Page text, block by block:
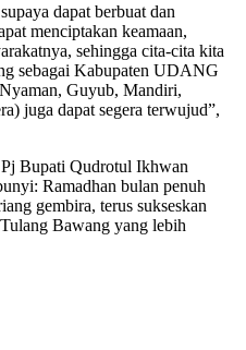
dapat berbuat dan
menciptakan keamaan,
sehingga cita-cita kita
sebagai Kabupaten UDANG
Guyub, Mandiri,
juga dapat segera terwujud”,
Pj Bupati Qudrotul Ikhwan
Ramadhan bulan penuh
gembira, terus sukseskan
Bawang yang lebih